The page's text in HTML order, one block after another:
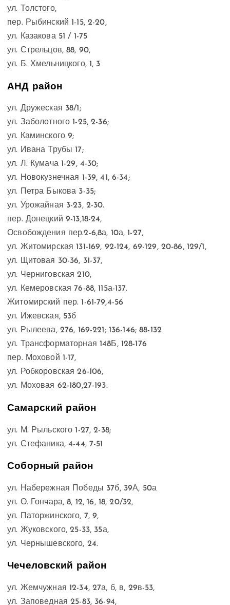
ул. Толстого,
пер. Рыбинский 1-15, 2-20,
ул. Казакова 51 / 1-75
ул. Стрельцов, 88, 90,
ул. Б. Хмельницкого, 1, 3
АНД район
ул. Дружеская 38/1;
ул. Заболотного 1-25, 2-36;
ул. Каминского 9;
ул. Ивана Трубы 17;
ул. Л. Кумача 1-29, 4-30;
ул. Новокузнечная 1-39, 41, 6-34;
ул. Петра Быкова 3-35;
ул. Урожайная 3-23, 2-30.
пер. Донецкий 9-13,18-24,
Освобождения пер.2-6,8а, 10а, 1-27,
ул. Житомирская 131-169, 92-124, 69-129, 20-86, 129/1,
ул. Щитовая 30-36, 31-37,
ул. Черниговская 210,
ул. Кемеровская 76-88, 115а-137.
Житомирский пер. 1-61-79,4-56
ул. Ижевская, 53б
ул. Рылеева, 276, 169-221; 136-146; 88-132
ул. Трансформаторная 148Б, 128-176
пер. Моховой 1-17,
ул. Робкоровская 26-106,
ул. Моховая 62-180,27-193.
Самарский район
ул. М. Рыльского 1-27, 2-38;
ул. Стефаника, 4-44, 7-51
Соборный район
ул. Набережная Победы 37б, 39А, 50а
ул. О. Гончара, 8, 12, 16, 18, 20/32,
ул. Паторжинского, 7, 9,
ул. Жуковского, 25-33, 35а,
ул. Чернышевского, 24.
Чечеловский район
ул. Жемчужная 12-34, 27а, б, в, 29в-53,
ул. Заповедная 25-83, 36-94,